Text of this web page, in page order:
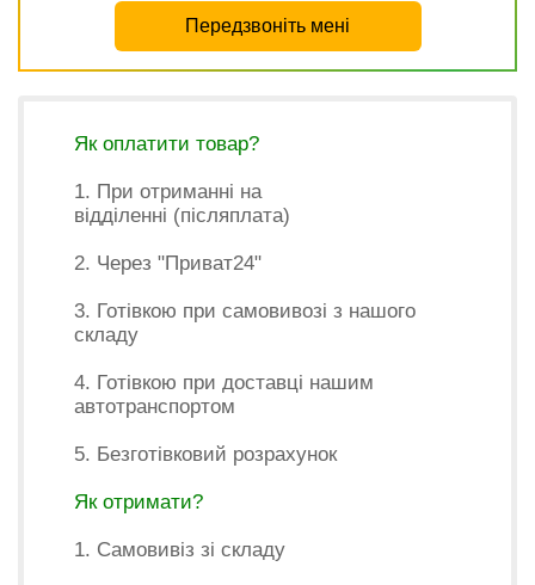
Передзвоніть мені
Як оплатити товар?
1. При отриманні на
відділенні (післяплата)
2. Через "Приват24"
3. Готівкою при самовивозі з нашого
складу
4. Готівкою при доставці нашим
автотранспортом
5. Безготівковий розрахунок
Як отримати?
1. Самовивіз зі складу